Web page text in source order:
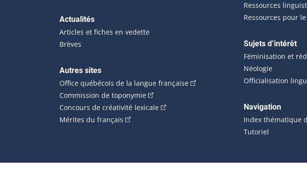
Actualités
Articles et fiches en vedette
Brèves
Autres sites
Office québécois de la langue française(Cet hyperlien externe s'ouvrira
Commission de toponymie(Cet hyperlien externe s'ouvrira dans une
Concours de créativité lexicale(Cet hyperlien externe s'ouvrira dans une
Mérites du français (Cet hyperlien externe s'ouvrira dans une nouvelle
Ressources
Ressources pour
Sujets d’intérêt
Féminisation et
Néologie
Officialisation
Navigation
Index thématique
Tutoriel